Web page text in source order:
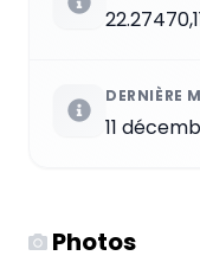
DERNIÈRE
11
Photos